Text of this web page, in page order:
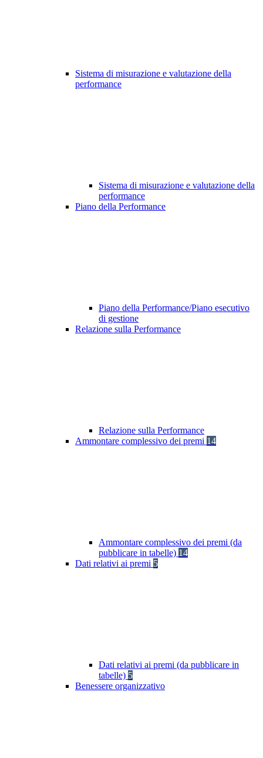
Sistema di misurazione e valutazione della
performance
Sistema di misurazione e valutazione della
performance
Piano della Performance
Piano della Performance/Piano esecutivo
di gestione
Relazione sulla Performance
Relazione sulla Performance
Ammontare complessivo dei premi 14
Ammontare complessivo dei premi (da
pubblicare in tabelle) 14
Dati relativi ai premi 5
Dati relativi ai premi (da pubblicare in
tabelle) 5
Benessere organizzativo